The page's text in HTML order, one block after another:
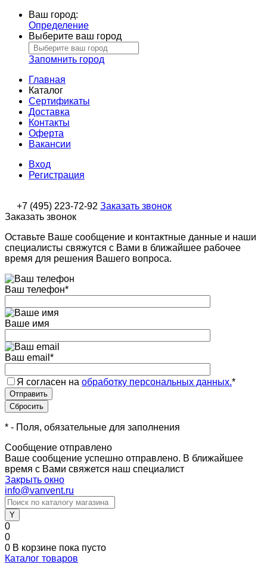
Ваш город:
Определение
Выберите ваш город
Запомнить город
Главная
Каталог
Сертификаты
Доставка
Контакты
Оферта
Вакансии
Вход
Регистрация
+7 (495) 223-72-92 Заказать звонок
Заказать звонок
Оставьте Ваше сообщение и контактные данные и наши
специалисты свяжутся с Вами в ближайшее рабочее
время для решения Вашего вопроса.
Ваш телефон*
Ваше имя
Ваш email *
Я согласен на обработку персональных данных.*
* - Поля, обязательные для заполнения
Сообщение отправлено
Ваше сообщение успешно отправлено. В ближайшее
время с Вами свяжется наш специалист
Закрыть окно
info@vanvent.ru
0
0
0 В корзине пока пусто
Каталог товаров